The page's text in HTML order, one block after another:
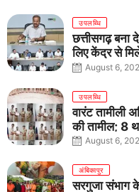
उपलब्धि
छत्तीसगढ़ बना
लिए केंद्र से
August 6,
उपलब्धि
वारंट तामीली
की तामील; 8
August 6,
अंबिकापुर
सरगुजा संभाग